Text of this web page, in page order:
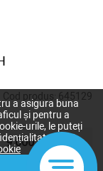
Cod produs: 645129
9 000
a asigura buna
și pentru a
urile, le puteți
după